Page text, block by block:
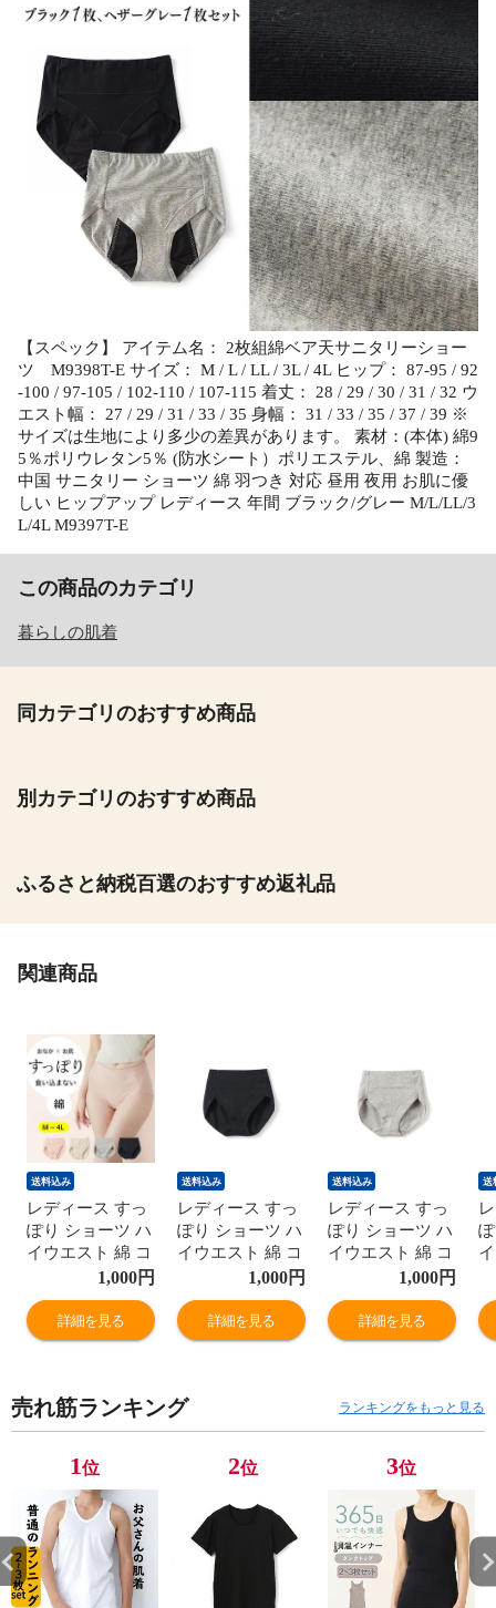
【スペック】 アイテム名： 2枚組綿ベア天サニタリーショー
ツ M9398T-E サイズ： M / L / LL / 3L / 4L ヒップ： 87-95 / 92
-100 / 97-105 / 102-110 / 107-115 着丈： 28 / 29 / 30 / 31 / 32 ウ
エスト幅： 27 / 29 / 31 / 33 / 35 身幅： 31 / 33 / 35 / 37 / 39 ※
サイズは生地により多少の差異があります。 素材：(本体) 綿9
5％ポリウレタン5％ (防水シート）ポリエステル、綿 製造：
中国 サニタリー ショーツ 綿 羽つき 対応 昼用 夜用 お肌に優
しい ヒップアップ レディース 年間 ブラック/グレー M/L/LL/3
L/4L M9397T-E
この商品のカテゴリ
暮らしの肌着
同カテゴリのおすすめ商品
別カテゴリのおすすめ商品
ふるさと納税百選のおすすめ返礼品
関連商品
送料込み
レディース すっ
ぽり ショーツ ハ
イウエスト 綿 コ
ットン お肌に優
しい ヒップアッ
プ 深ばき レギュ
ラー 女性 年間
1,000円
詳細を見る
送料込み
レディース すっ
ぽり ショーツ ハ
イウエスト 綿 コ
ットン お肌に優
しい ヒップアッ
プ 深ばき レギュ
ラー 女性 年間
1,000円
詳細を見る
送料込み
レディース すっ
ぽり ショーツ ハ
イウエスト 綿 コ
ットン お肌に優
しい ヒップアッ
プ 深ばき レギュ
ラー 女性 年間
1,000円
詳細を見る
送
売れ筋ランキング ランキングをもっと見る
1位 2位 3位